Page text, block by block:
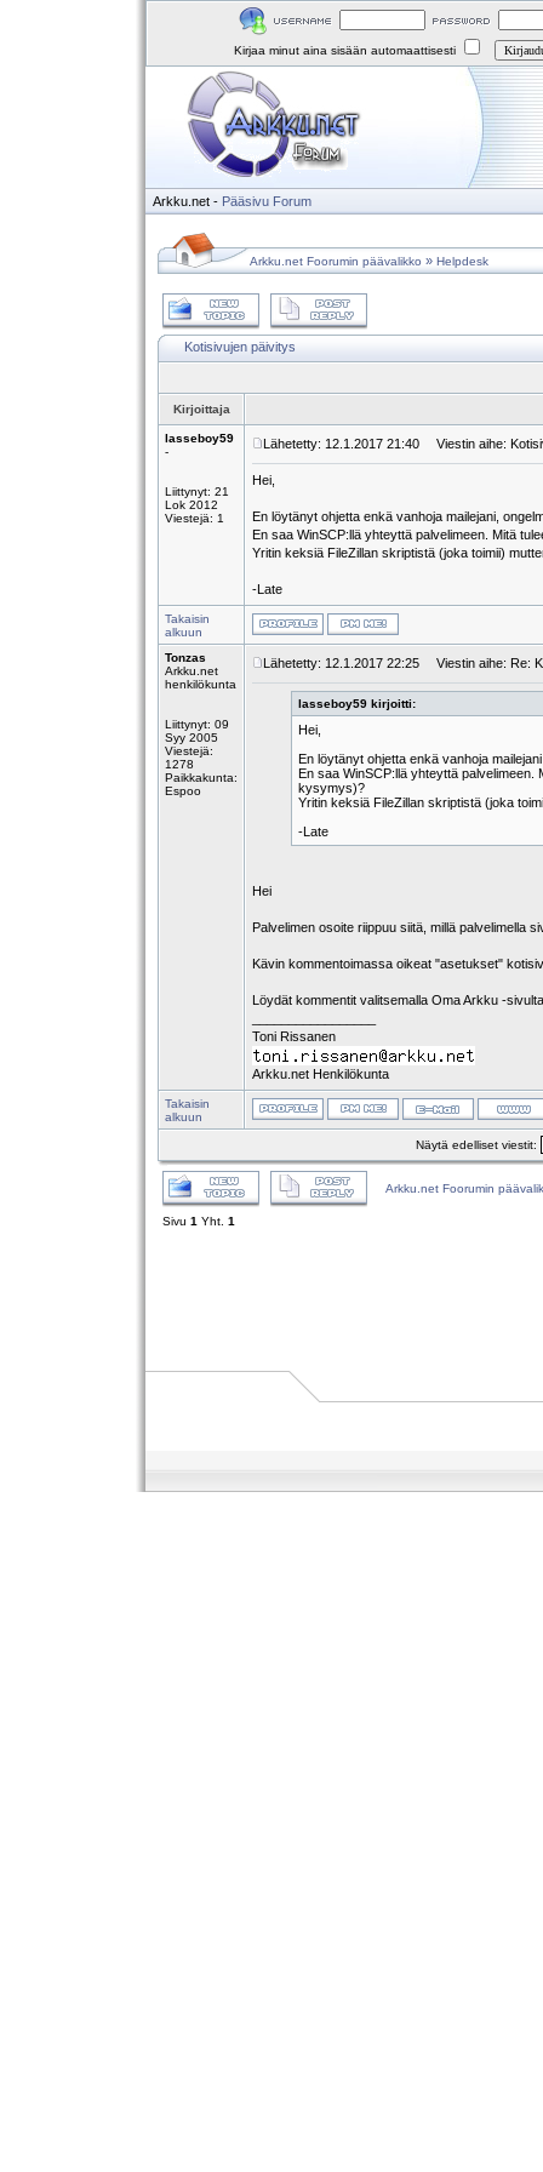
Kirjaa minut aina sisään automaattisesti
Arkku.net - Pääsivu Forum
Arkku.net Foorumin päävalikko » Helpdesk
Kotisivujen päivitys
Kirjoittaja
lasseboy59
-
Liittynyt: 21
Lok 2012
Viestejä: 1
Lähetetty: 12.1.2017 21:40 Viestin aihe:
Hei,
En löytänyt ohjetta enkä vanhoja mailejani,
En saa WinSCP:llä yhteyttä palvelimeen. Mitä
Yritin keksiä FileZillan skriptistä (joka toimii)
-Late
Takaisin
alkuun
Tonzas
Arkku.net
henkilökunta
Liittynyt: 09
Syy 2005
Viestejä:
1278
Paikkakunta:
Espoo
Lähetetty: 12.1.2017 22:25 Viestin aihe: Re:
lasseboy59 kirjoitti:
Hei,
En löytänyt ohjetta enkä vanhoja
En saa WinSCP:llä yhteyttä
kysymys)?
Yritin keksiä FileZillan skriptistä (joka
-Late
Hei
Palvelimen osoite riippuu siitä, millä palvelimella
Kävin kommentoimassa oikeat "asetukset"
Löydät kommentit valitsemalla Oma Arkku -
Toni Rissanen
Arkku.net Henkilökunta
Takaisin
alkuun
Näytä edelliset viestit:
Arkku.net Foorumin
Sivu 1 Yht. 1